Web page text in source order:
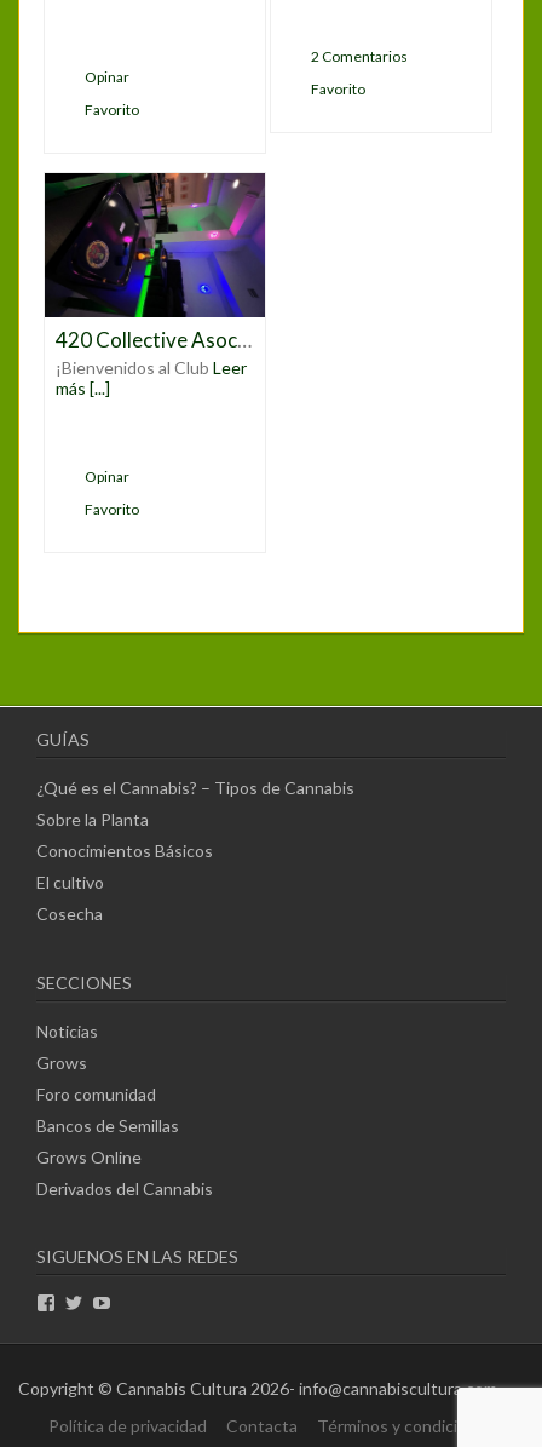
Opinar
Favorito
2 Comentarios
Favorito
420 Collective Asociación Gregorio Marañon
¡Bienvenidos al ClubLeer
más [...]
Opinar
Favorito
GUÍAS
¿Qué es el Cannabis? – Tipos de Cannabis
Sobre la Planta
Conocimientos Básicos
El cultivo
Cosecha
SECCIONES
Noticias
Grows
Foro comunidad
Bancos de Semillas
Grows Online
Derivados del Cannabis
SIGUENOS EN LAS REDES
Ver
de
en
Facebook
Ver
de
en
Twitter
de
en
YouTube
Copyright © Cannabis Cultura 2026- info@cannabiscultura.com
Política de privacidad
Contacta Términos y condiciones